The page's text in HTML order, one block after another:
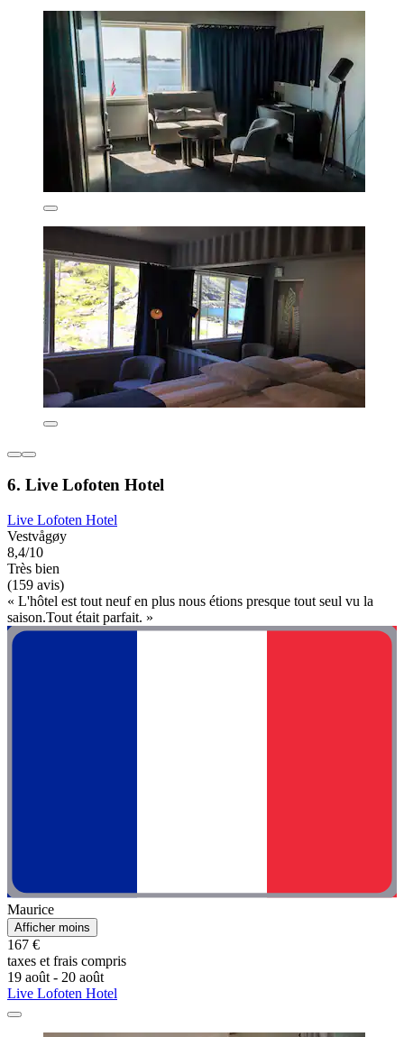
6. Live Lofoten Hotel
Live Lofoten Hotel
Vestvågøy
8,4/10
Très bien
(159 avis)
« L'hôtel est tout neuf en plus nous étions presque tout seul vu la
saison.Tout était parfait. »
Maurice
Afficher moins
167 €
taxes et frais compris
19 août - 20 août
Live Lofoten Hotel